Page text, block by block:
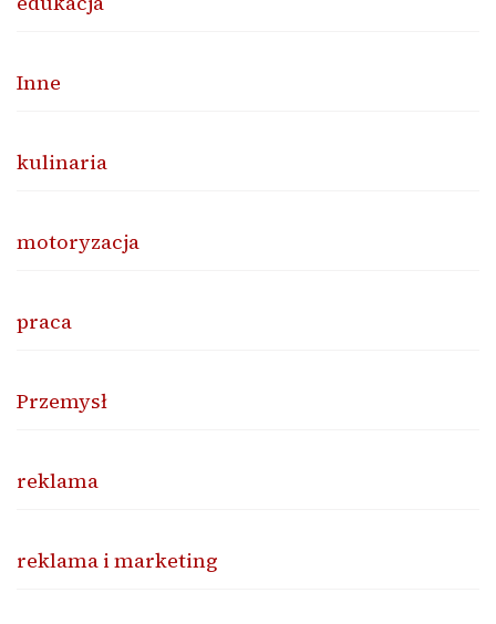
Inne
kulinaria
motoryzacja
praca
Przemysł
reklama
reklama i marketing